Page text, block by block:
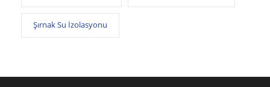
Şırnak Su İzolasyonu